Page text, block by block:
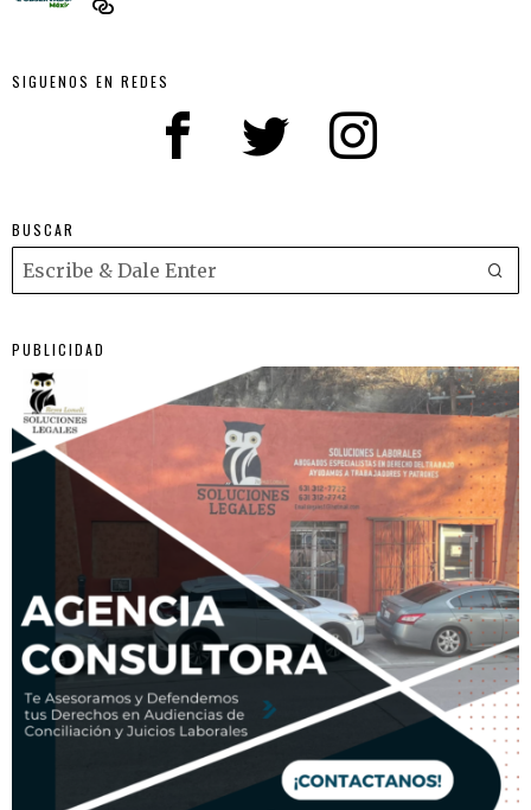
SIGUENOS EN REDES
BUSCAR
PUBLICIDAD